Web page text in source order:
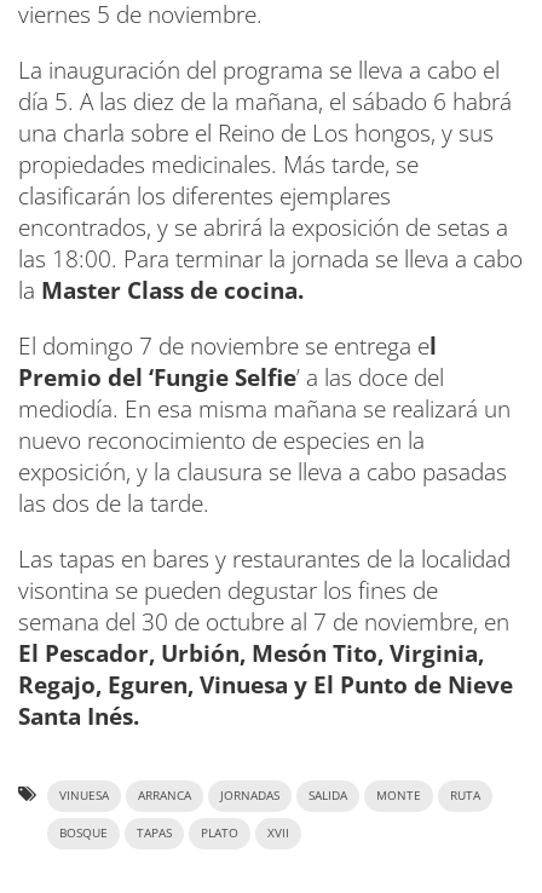
viernes 5 de noviembre.
La inauguración del programa se lleva a cabo el
día 5. A las diez de la mañana, el sábado 6 habrá
una charla sobre el Reino de Los hongos, y sus
propiedades medicinales. Más tarde, se
clasificarán los diferentes ejemplares
encontrados, y se abrirá la exposición de setas a
las 18:00. Para terminar la jornada se lleva a cabo
la Master Class de cocina.
El domingo 7 de noviembre se entrega el
Premio del ‘Fungie Selfie’ a las doce del
mediodía. En esa misma mañana se realizará un
nuevo reconocimiento de especies en la
exposición, y la clausura se lleva a cabo pasadas
las dos de la tarde.
Las tapas en bares y restaurantes de la localidad
visontina se pueden degustar los fines de
semana del 30 de octubre al 7 de noviembre, en
El Pescador, Urbión, Mesón Tito, Virginia,
Regajo, Eguren, Vinuesa y El Punto de Nieve
Santa Inés.
VINUESA ARRANCA JORNADAS SALIDA MONTE RUTA
BOSQUE TAPAS PLATO XVII